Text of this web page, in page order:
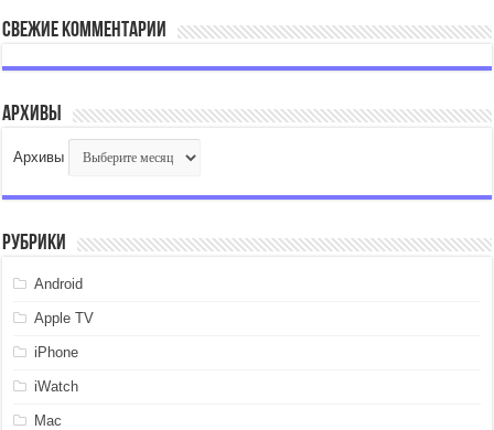
Свежие комментарии
Архивы
Архивы
Рубрики
Android
Apple TV
iPhone
iWatch
Mac